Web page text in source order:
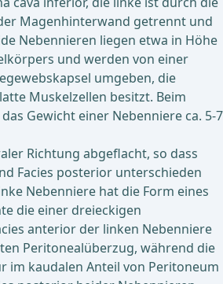
Magenhinterwand getrennt und
Nebennieren liegen etwa in Höhe
und werden von einer
umgeben, die
Muskelzellen besitzt. Beim
Gewicht einer Nebenniere ca. 5-7
Richtung abgeflacht, so dass
Facies posterior unterschieden
Nebenniere hat die Form eines
die einer dreieckigen
anterior der linken Nebenniere
Peritonealüberzug, während die
im kaudalen Anteil von Peritoneum